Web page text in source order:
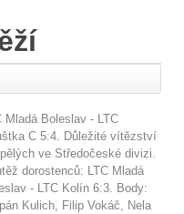
Mladá Boleslav - LTC
C 5:4. Důležité vítězství
ve Středočeské divizi.
dorostenců: LTC Mladá
- LTC Kolín 6:3. Body:
Kulich, Filip Vokáč, Nela